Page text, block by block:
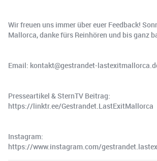
Wir freuen uns immer über euer Feedback!
Mallorca, danke fürs Reinhören und bis ganz
Email: kontakt@gestrandet-
Presseartikel & SternTV Beitrag:
https://linktr.ee/Gestrandet.LastExitMallorca
Instagram:
https://www.instagram.com/